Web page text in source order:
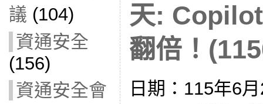
議 (104)
資通安全
(156)
資通安全會
天:
翻倍！
日期：115年6